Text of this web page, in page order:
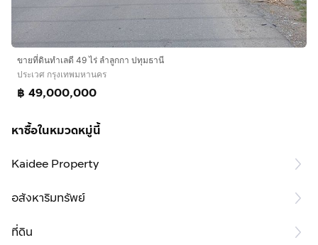
ขายที่ดินทำเลดี 49 ไร่ ลำลูกกา ปทุมธานี
ประเวศ กรุงเทพมหานคร
฿ 49,000,000
หาซื้อในหมวดหมู่นี้
Kaidee Property
อสังหาริมทรัพย์
ที่ดิน